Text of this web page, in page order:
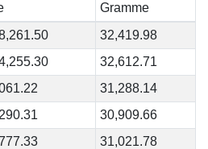
Gramme
32,419.98
32,612.71
31,288.14
30,909.66
31,021.78